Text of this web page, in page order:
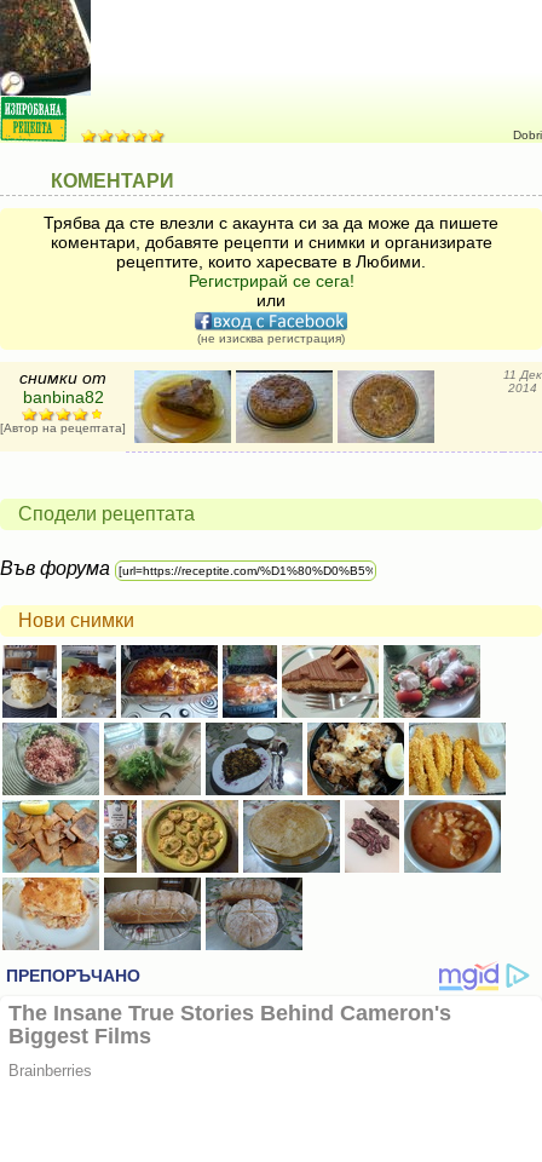
Dobri
КОМЕНТАРИ
Трябва да сте влезли с акаунта си за да може да пишете
коментари, добавяте рецепти и снимки и организирате
рецептите, които харесвате в Любими.
Регистрирай се сега!
или
(не изисква регистрация)
снимки от
banbina82
[Автор на рецептата]
11 Дек
2014
Сподели рецептата
Във форума
Нови снимки